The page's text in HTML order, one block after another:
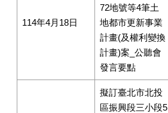
114年4月18日
72地號等4筆土
地都市更新事業
計畫(及權利變換
計畫)案_公聽會
發言要點
擬訂臺北市北投
區振興段三小段5